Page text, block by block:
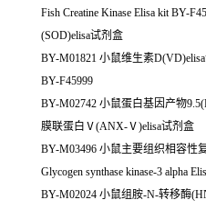
Fish Creatine Kinase Elisa kit BY-
(SOD)elisa试剂盒
BY-M01821 小鼠维生素D(VD)elisa
BY-F45999
BY-M02742 小鼠蛋白基因产物
膜联蛋白Ⅴ(ANX-Ⅴ)elisa试剂盒
BY-M03496 小鼠主要组织相容性
Glycogen synthase kinase-3 alpha
BY-M02024 小鼠组胺-N-转移酶